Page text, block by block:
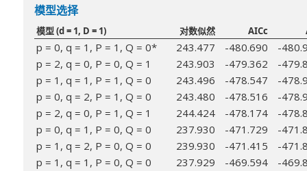
模型选择
模型 (d = 1, D = 1) 对数似然 AICc
p = 0, q = 1, P = 1, Q = 0* 243.477 -480.690
-
p = 2, q = 0, P = 0, Q = 1
243.903 -479.362
-
p = 1, q = 1, P = 1, Q = 0
243.496 -478.547
-
p = 0, q = 2, P = 1, Q = 0
243.480 -478.516
-
p = 2, q = 0, P = 1, Q = 1
244.424 -478.174
-
p = 0, q = 1, P = 0, Q = 0
237.930 -471.729
-
p = 1, q = 2, P = 0, Q = 0
239.930 -471.415
-
p = 1, q = 1, P = 0, Q = 0
237.929 -469.594
-